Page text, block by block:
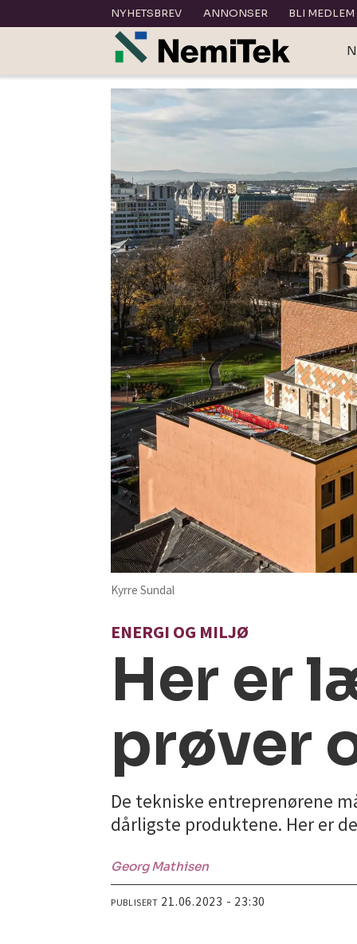
NYHETSBREV ANNONSER BLI MEDLEM
Kyrre Sundal
ENERGI OG MILJØ
Her er
prøver
De tekniske entreprenørene
dårligste produktene. Her er
Georg Mathisen
PUBLISERT 21.06.2023 - 23:30